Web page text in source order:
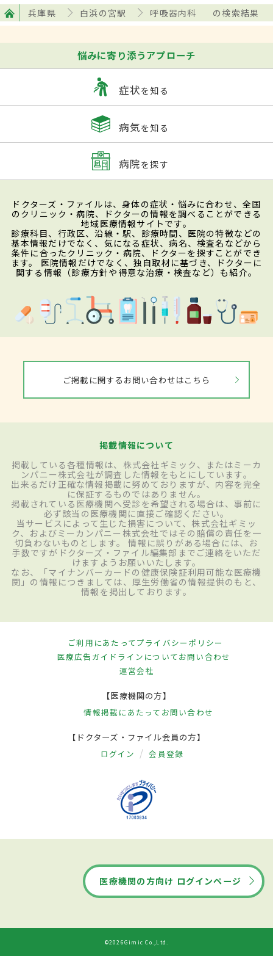
兵庫県 白浜の宮駅 呼吸器内科 の検索結果
悩みに寄り添うアプローチ
症状を知る
病気を知る
病院を探す
ドクターズ・ファイルは、身体の症状・悩みに合わせ、全国
のクリニック・病院、ドクターの情報を調べることができる
地域医療情報サイトです。
診療科目、行政区、沿線・駅、診療時間、医院の特徴などの
基本情報だけでなく、気になる症状、病名、検査名などから
条件に合ったクリニック・病院、ドクターを探すことができ
ます。 医院情報だけでなく、独自取材に基づき、ドクターに
関する情報（診療方針や得意な治療・検査など）も紹介。
ご掲載に関するお問い合わせはこちら
掲載情報について
掲載している各種情報は、株式会社ギミック、またはミーカ
ンパニー株式会社が調査した情報をもとにしています。
出来るだけ正確な情報掲載に努めておりますが、内容を完全
に保証するものではありません。
掲載されている医療機関へ受診を希望される場合は、事前に
必ず該当の医療機関に直接ご確認ください。
当サービスによって生じた損害について、株式会社ギミッ
ク、およびミーカンパニー株式会社ではその賠償の責任を一
切負わないものとします。 情報に誤りがある場合には、お
手数ですがドクターズ・ファイル編集部までご連絡をいただ
けますようお願いいたします。
なお、「マイナンバーカードの健康保険証利用可能な医療機
関」の情報につきましては、厚生労働省の情報提供のもと、
情報を掲出しております。
ご利用にあたってプライバシーポリシー
医療広告ガイドラインについてお問い合わせ
運営会社
【医療機関の方】
情報掲載にあたって お問い合わせ
【ドクターズ・ファイル会員の方】
ログイン 会員登録
医療機関の方向け ログインページ
©2026Gimic Co.,Ltd.